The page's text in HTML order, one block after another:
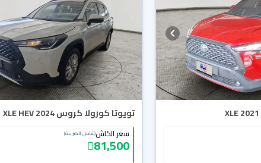
تويوتا كورولا كروس XLE HEV 2024
سعر الكاش(شامل الضريبة)
81,500